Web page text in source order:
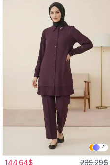
4
144,64$ 289,29$